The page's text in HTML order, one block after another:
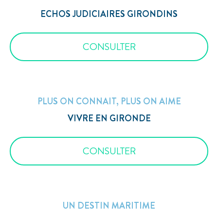
ECHOS JUDICIAIRES GIRONDINS
CONSULTER
PLUS ON CONNAIT, PLUS ON AIME
VIVRE EN GIRONDE
CONSULTER
UN DESTIN MARITIME